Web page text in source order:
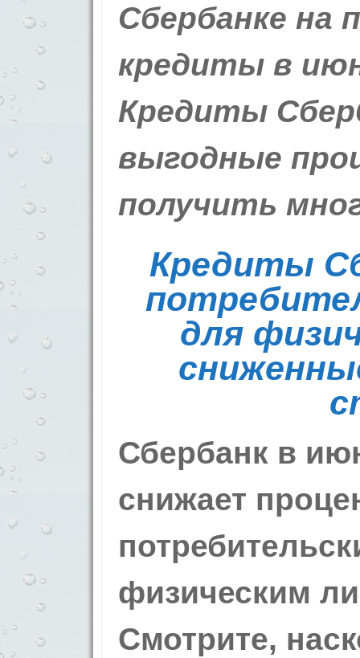
Сбербанке на
кредиты в
Кредиты
выгодные
получить
Кредиты
для
Сбербанк в
снижает
физическим
Смотрите,